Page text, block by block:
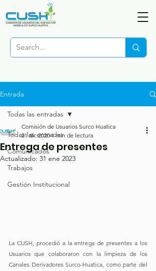
Entrada
Todas las entradas
Comunicados
Trabajos
Gestión Institucional
Todas las entradas
Entrega de presentes
Comisión de Usuarios Surco Huatica
21 dic 2020 1 min de lectura
Actualizado: 31 ene 2023
La CUSH, procedió a la entrega de presentes a los
Usuarios que colaboraron con la limpieza de los
Canales Derivadores Surco-Huatica, como parte del